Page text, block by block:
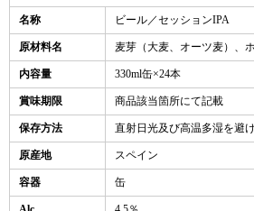
名称 ビール／セッションIPA
原材料名 麦芽（大麦、オーツ麦）、
内容量 330ml缶×24本
賞味期限 商品該当箇所にて記載
保存方法 直射日光及び高温多湿を避
原産地 スペイン
容器 缶